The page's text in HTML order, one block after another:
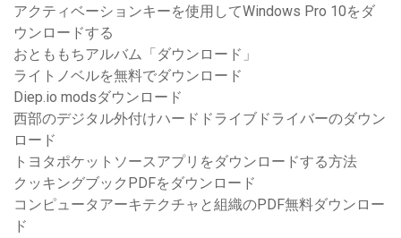
アクティベーションキーを使用してWindows Pro 10をダ
ウンロードする
おとももちアルバム「ダウンロード」
ライトノベルを無料でダウンロード
Diep.io modsダウンロード
西部のデジタル外付けハードドライブドライバーのダウン
ロード
トヨタポケットソースアプリをダウンロードする方法
クッキングブックPDFをダウンロード
コンピュータアーキテクチャと組織のPDF無料ダウンロー
ド